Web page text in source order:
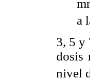
a
3, 5 y
dosis
nivel